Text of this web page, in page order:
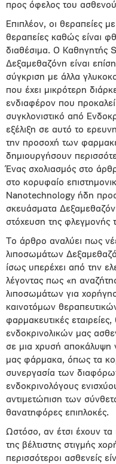
προς όφελος του
Επιπλέον, οι θεραπείες
θεραπείες καθώς είναι
διαθέσιμα. Ο Καθηγητής
Δεξαμεθαζόνη είναι
σύγκριση με άλλα
που έχει μικρότερη
ενδιαφέρον που
συγκλονιστικό από
εξέλιξη σε αυτό το
την προσοχή των
δημιουργήσουν
Ένας σχολιασμός στο
στο κορυφαίο
Nanotechnology ήδη
σκευάσματα
στόχευση της
Το άρθρο αναλύει πως
λιποσωμάτων
ίσως υπερέχει από την
λέγοντας πως «η
λιποσωμάτων για
καινοτόμων
φαρμακευτικές
ενδοκρινολικών μας
σε μια χρυσή
μας φάρμακα, όπως τα
συνεργασία των
ενδοκρινολόγους
αντιμετώπιση των
θανατηφόρες επιπλοκές.
Ωστόσο, αν έτσι έχουν
της βέλτιστης στιγμής
περισσότεροι ασθενείς